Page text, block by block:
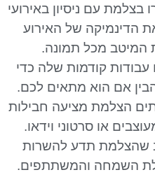
בצלמת עם ניסיון באירועי
הדינמיקה של האירוע
המיטב מכל תמונה.
עבודות קודמות שלה כדי
אם הוא מתאים לכם.
הצלמת מציעה חבילות
או סרטוני וידאו.
שהצלמת תדע להשרות
השמחה והמשתתפים.